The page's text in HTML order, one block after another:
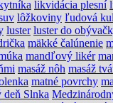
likvidácia plesní
lôžkoviny ľudová
luster luster do
mäkké čalúnenie
mandľový likér
masáž nôh masáž
matné povrchy
deň Slnka